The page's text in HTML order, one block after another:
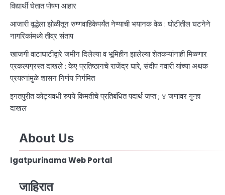
विद्यार्थी घेतात पोषण आहार
आजारी वृद्धेला झोळीतून रुग्णवाहिकेपर्यंत नेण्याची भयानक वेळ : घोटीतील घटनेने
नागरिकांमध्ये तीव्र संताप
खाजगी वाटाघाटीद्वारे जमीन दिलेल्या व भूमिहीन झालेल्या शेतकऱ्यांनाही मिळणार
प्रकल्पग्रस्त दाखले : केए प्रतिष्ठानचे राजेंद्र घारे, संदीप गवारी यांच्या अथक
प्रयत्नांमुळे शासन निर्णय निर्गमित
इगतपुरीत कोट्यवधी रुपये किमतीचे प्रतिबंधित पदार्थ जप्त ; ४ जणांवर गुन्हा
दाखल
About Us
Igatpurinama Web Portal
जाहिरात